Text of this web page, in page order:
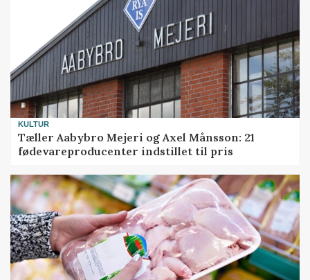
KULTUR
Tæller Aabybro Mejeri og Axel Månsson: 21
fødevareproducenter indstillet til pris